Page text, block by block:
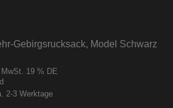
Gebirgsrucksack, Model Schwarz
19 % DE
2-3 Werktage